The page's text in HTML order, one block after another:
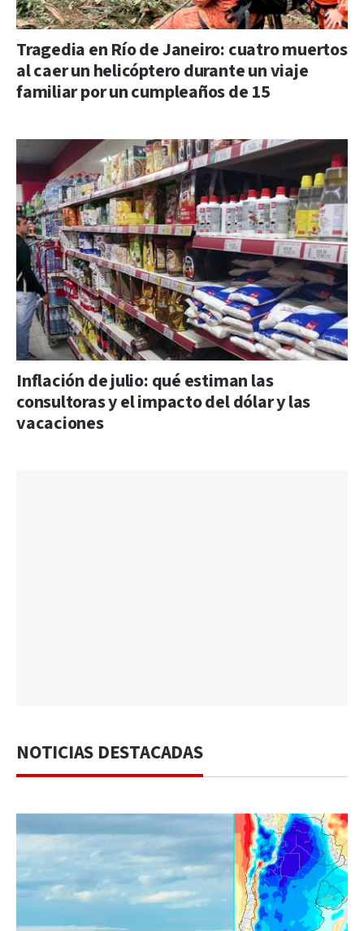
Tragedia en Río de Janeiro: cuatro muertos
al caer un helicóptero durante un viaje
familiar por un cumpleaños de 15
Inflación de julio: qué estiman las
consultoras y el impacto del dólar y las
vacaciones
NOTICIAS DESTACADAS